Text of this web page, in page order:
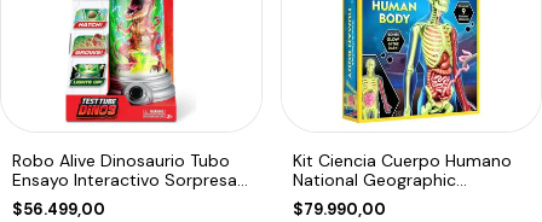
Robo Alive Dinosaurio Tubo
Ensayo Interactivo Sorpresa
Zuru
$56.499,00
Kit Ciencia Cuerpo Humano
National Geographic
Anatomia
$79.990,00